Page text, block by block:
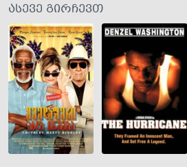
ასევე გირჩევთ